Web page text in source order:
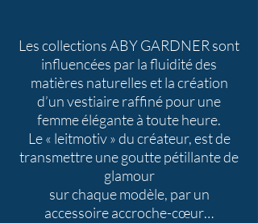
Les collections ABY GARDNER sont
influencées par la fluidité des
matières naturelles et la création
d’un vestiaire raffiné pour une
femme élégante à toute heure.
Le « leitmotiv » du créateur, est de
transmettre une goutte pétillante de
glamour
sur chaque modèle, par un
accessoire accroche-cœur…